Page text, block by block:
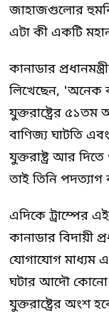
জাহাজগুলোর
এটা কী একটি
কানাডার
লিখেছেন, 'অনেক
যুক্তরাষ্ট্রের
বাণিজ্য ঘাটতি
যুক্তরাষ্ট্র আর
তাই তিনি পদত্যাগ
এদিকে ট্রাম্পের এই
কানাডার বিদায়ী
যোগাযোগ মাধ্যম
ঘটার আদৌ কোনো
যুক্তরাষ্ট্রের অংশ